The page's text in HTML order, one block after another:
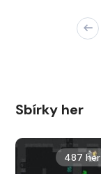
Sbírky her
487 her